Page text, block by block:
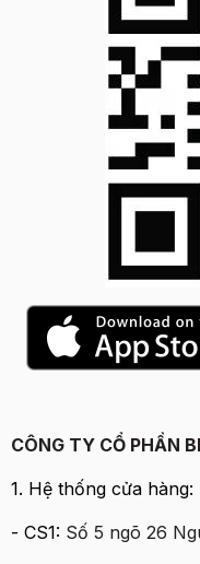
CÔNG TY CỔ PHẦN
1. Hệ thống cửa hàng:
- CS1: Số 5 ngõ 26